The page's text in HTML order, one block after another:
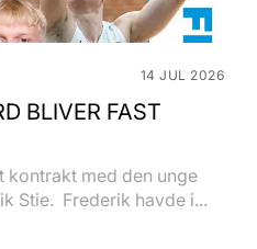
14 JUL 2026
BLIVER FAST
kontrakt med den unge
Stie. Frederik havde i...